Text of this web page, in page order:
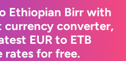
Ethiopian Birr with
currency converter,
EUR to ETB
rates for free.